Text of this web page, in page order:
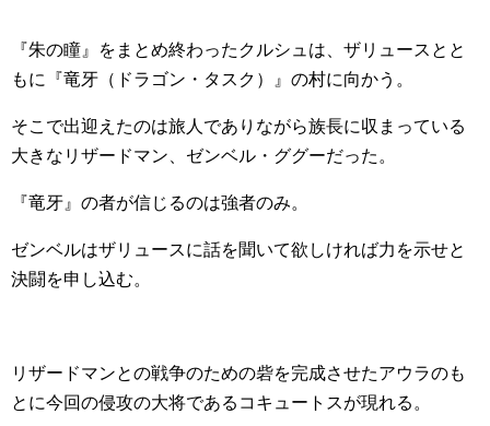
『朱の瞳』をまとめ終わったクルシュは、ザリュースとと
もに『竜牙（ドラゴン・タスク）』の村に向かう。
そこで出迎えたのは旅人でありながら族長に収まっている
大きなリザードマン、ゼンベル・ググーだった。
『竜牙』の者が信じるのは強者のみ。
ゼンベルはザリュースに話を聞いて欲しければ力を示せと
決闘を申し込む。
リザードマンとの戦争のための砦を完成させたアウラのも
とに今回の侵攻の大将であるコキュートスが現れる。